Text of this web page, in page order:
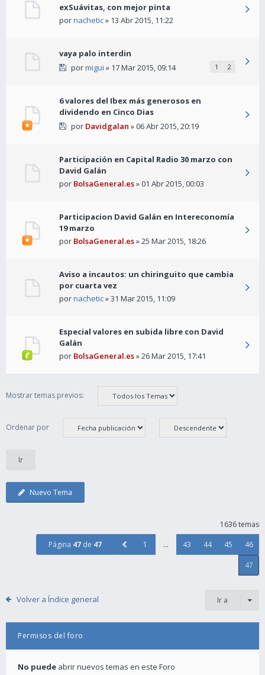
exSuávitas, con mejor pinta
pornachetic» 13 Abr 2015, 11:22
vaya palo interdin
pormigui » 17 Mar 2015, 09:14 1 2
6 valores del Ibex más generosos en
dividendo en Cinco Dias
por Davidgalan » 06 Abr 2015, 20:19
Participación en Capital Radio 30 marzo con
David Galán
por BolsaGeneral.es» 01 Abr 2015, 00:03
Participacion David Galán en Intereconomía
19 marzo
por BolsaGeneral.es» 25 Mar 2015, 18:26
Aviso a incautos: un chiringuito que cambia
por cuarta vez
pornachetic» 31 Mar 2015, 11:09
Especial valores en subida libre con David
Galán
por BolsaGeneral.es» 26 Mar 2015, 17:41
Mostrar temas previos:
Ordenar por
Nuevo Tema
1636 temas
Página 47 de 47 1 … 43 44 45 46
47
Volver a Índice general Ir a
Permisos del foro
No puede abrir nuevos temas en este Foro